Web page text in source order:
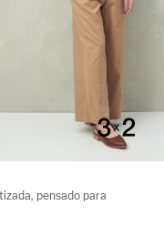
pensado para
Su calce amplio aporta